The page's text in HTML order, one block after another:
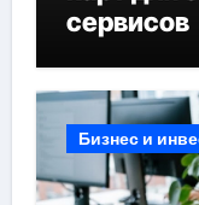
сервисов
Бизнес и